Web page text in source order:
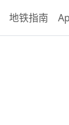
地铁指南